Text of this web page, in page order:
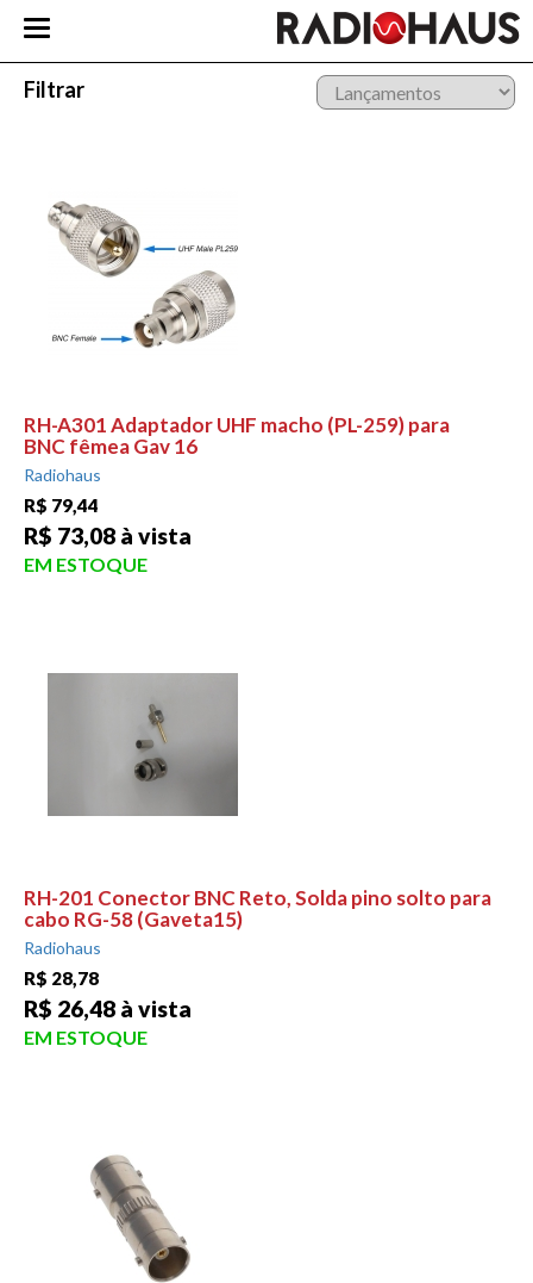
Filtrar
RH-A301 Adaptador UHF macho (PL-259) para
BNC fêmea Gav 16
Radiohaus
R$ 79,44
R$ 73,08 à vista
EM ESTOQUE
RH-201 Conector BNC Reto, Solda pino solto para
cabo RG-58 (Gaveta15)
Radiohaus
R$ 28,78
R$ 26,48 à vista
EM ESTOQUE